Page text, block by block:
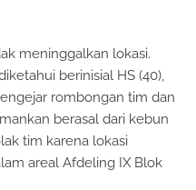
meninggalkan lokasi.
berinisial HS (40),
rombongan tim dan
berasal dari kebun
tim karena lokasi
areal Afdeling IX Blok